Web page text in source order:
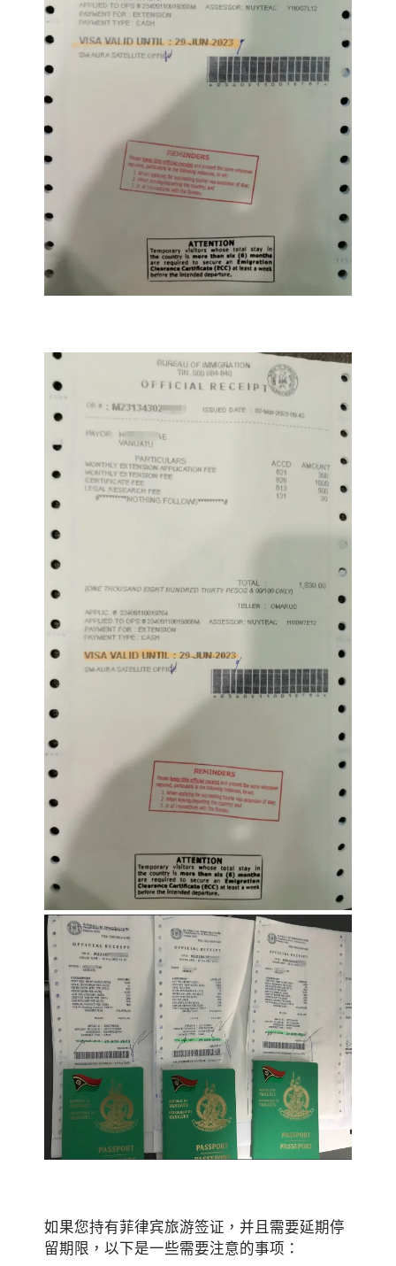
如果您持有菲律宾旅游签证，并且需要延期停
留期限，以下是一些需要注意的事项：